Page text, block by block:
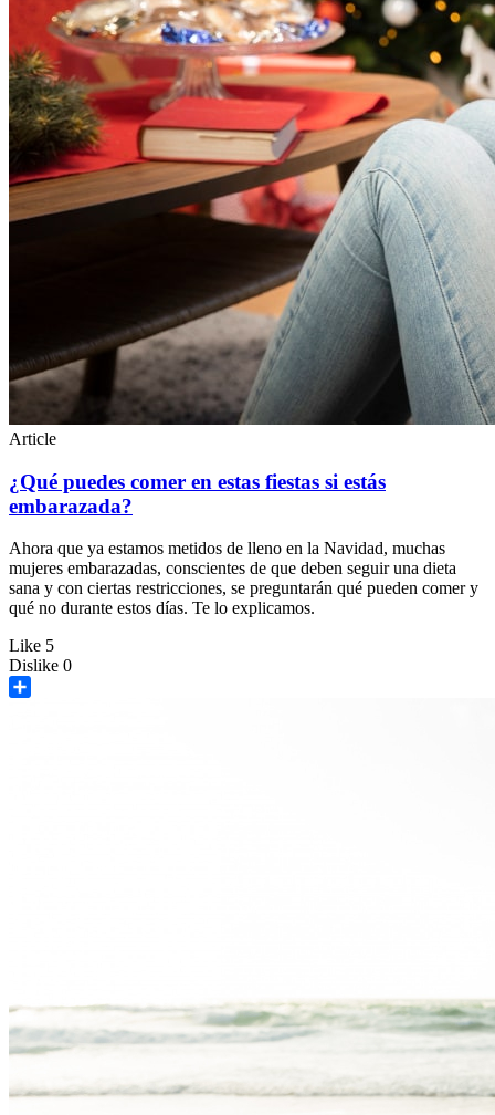
Article
¿Qué puedes comer en estas fiestas si estás
embarazada?
Ahora que ya estamos metidos de lleno en la Navidad, muchas
mujeres embarazadas, conscientes de que deben seguir una dieta
sana y con ciertas restricciones, se preguntarán qué pueden comer y
qué no durante estos días. Te lo explicamos.
Like 5
Dislike 0